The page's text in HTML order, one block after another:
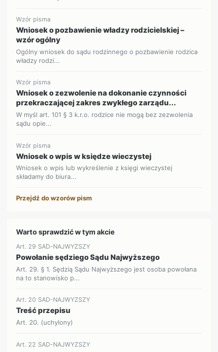
Wzór pisma
Wniosek o pozbawienie władzy rodzicielskiej –
wzór ogólny
Ogólny wniosek do sądu rodzinnego o pozbawienie rodzica
władzy rodzi...
Wzór pisma
Wniosek o zezwolenie na dokonanie czynności
przekraczającej zakres zwykłego zarządu...
W myśl art. 101 § 3 k.r.o. rodzice nie mogą bez zezwolenia
sądu opie...
Wzór pisma
Wniosek o wpis w księdze wieczystej
Wniosek o wpis lub wykreślenie z księgi wieczystej
składamy do biura...
Przejdź do wzorów pism
Warto sprawdzić w tym akcie
Art. 29 SAD-NAJWYZSZY
Powołanie sędziego Sądu Najwyższego
Art. 29. § 1. Sędzią Sądu Najwyższego jest osoba powołana
na to stanowisko p...
Art. 20 SAD-NAJWYZSZY
Treść przepisu
Art. 20. (uchylony)
Art. 22 SAD-NAJWYZSZY